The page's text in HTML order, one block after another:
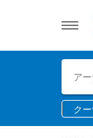
ク